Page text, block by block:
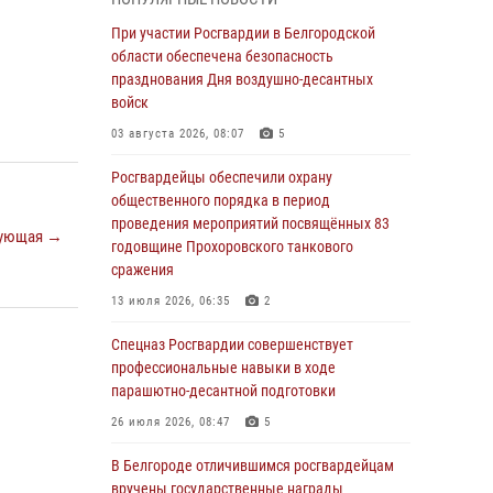
→
04 августа 2026, 10:43 1
За неделю белгородские росгвардейцы
пресекли свыше 130 правонарушений
04 августа 2026, 06:03
Сотрудники Росгвардии задержали
подозреваемую в краже товаров из
гипермаркета в Белгороде
03 августа 2026, 13:29
«Я расскажу вам о Герое»: история
Хайрулика (видео)
03 августа 2026, 10:37 1
Росгвардейцы провели занятия с
«Армата» в Белгородской области
При участии Росгвардии в Белгородской
области обеспечена безопасность
празднования Дня воздушно-десантных
войск
03 августа 2026, 08:07 5
Росгвардейцы обеспечили охрану
общественного порядка в период
проведения мероприятий посвящённых 83
годовщине Прохоровского танкового
сражения
13 июля 2026, 06:35 2
Спецназ Росгвардии совершенствует
профессиональные навыки в ходе
парашютно-десантной подготовки
26 июля 2026, 08:47 5
В Белгороде отличившимся росгвардейцам
вручены государственные награды